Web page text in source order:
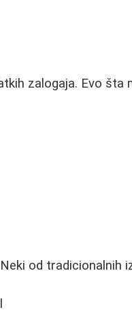
zalogaja. Evo šta
od tradicionalnih